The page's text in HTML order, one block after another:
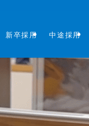
新卒採用 中途採用